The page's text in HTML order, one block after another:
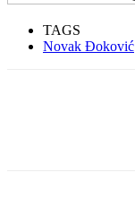
TAGS
Novak Đoković